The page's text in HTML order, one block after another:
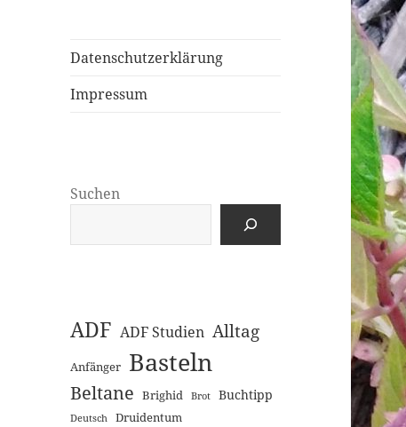
Datenschutzerklärung
Impressum
Suchen
ADF ADF Studien Alltag
Anfänger Basteln
Beltane Brighid Brot Buchtipp
Deutsch Druidentum